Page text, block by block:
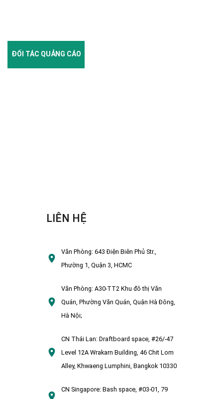
ĐỐI TÁC QUẢNG CÁO
LIÊN HỆ
Văn Phòng:643 Điện Biên Phủ Str.,
Phường 1, Quận 3, HCMC
Văn Phòng:A30-TT2 Khu đô thị Văn
Quán, Phường Văn Quán, Quận Hà Đông,
Hà Nội;
CN Thái Lan: Draftboard space, #26/-47
Level 12A Wrakarn Building, 46 Chit Lom
Alley, Khwaeng Lumphini, Bangkok 10330
CN Singapore: Bash space, #03-01, 79